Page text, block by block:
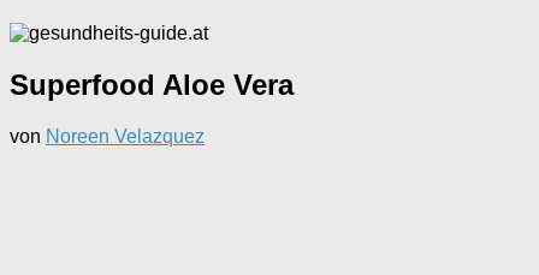
Superfood Aloe Vera
von Noreen Velazquez